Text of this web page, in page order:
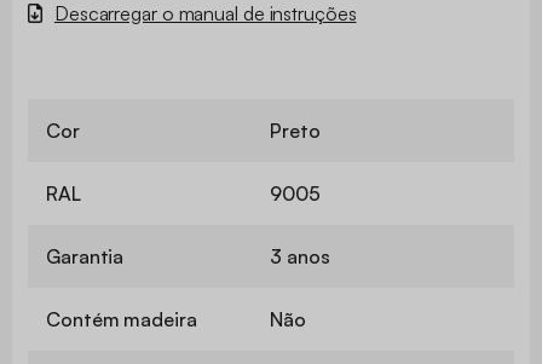
Descarregar o manual de instruções
Cor Preto
RAL 9005
Garantia 3 anos
Contém madeira Não